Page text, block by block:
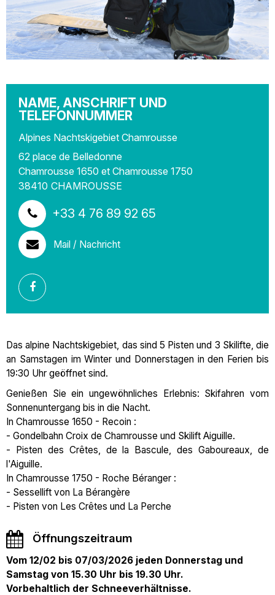
NAME, ANSCHRIFT UND
TELEFONNUMMER
Alpines Nachtskigebiet Chamrousse
62 place de Belledonne
Chamrousse 1650 et Chamrousse 1750
38410 CHAMROUSSE
+33 4 76 89 92 65
Mail / Nachricht
Das alpine Nachtskigebiet, das sind 5 Pisten und 3 Skilifte, die
an Samstagen im Winter und Donnerstagen in den Ferien bis
19:30 Uhr geöffnet sind.
Genießen Sie ein ungewöhnliches Erlebnis: Skifahren vom
Sonnenuntergang bis in die Nacht.
In Chamrousse 1650 - Recoin :
- Gondelbahn Croix de Chamrousse und Skilift Aiguille.
- Pisten des Crêtes, de la Bascule, des Gaboureaux, de
l'Aiguille.
In Chamrousse 1750 - Roche Béranger :
- Sessellift von La Bérangère
- Pisten von Les Crêtes und La Perche
Öffnungszeitraum
Vom 12/02 bis 07/03/2026 jeden Donnerstag und
Samstag von 15.30 Uhr bis 19.30 Uhr.
Vorbehaltlich der Schneeverhältnisse.